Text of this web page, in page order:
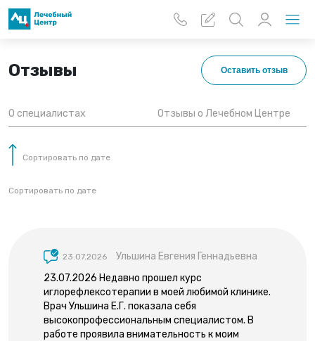
Перейти к основному содержанию
Отзывы Оставить отзыв
О специалистах Отзывы о Лечебном Центре
Сортировать по дате
Сортировать по дате
23.07.2026
Ульшина Евгения Геннадьевна
23.07.2026 Недавно прошел курс
иглорефлексотерапии в моей любимой клинике.
Врач Ульшина Е.Г. показала себя
высокопрофессиональным специалистом. В
работе проявила внимательность к моим